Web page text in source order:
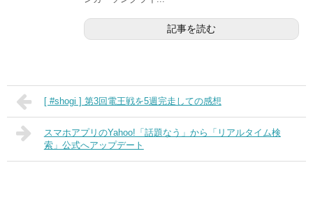
記事を読む
[ #shogi ] 第3回電王戦を5週完走しての感想
スマホアプリのYahoo!「話題なう」から「リアルタイム検
索」公式へアップデート